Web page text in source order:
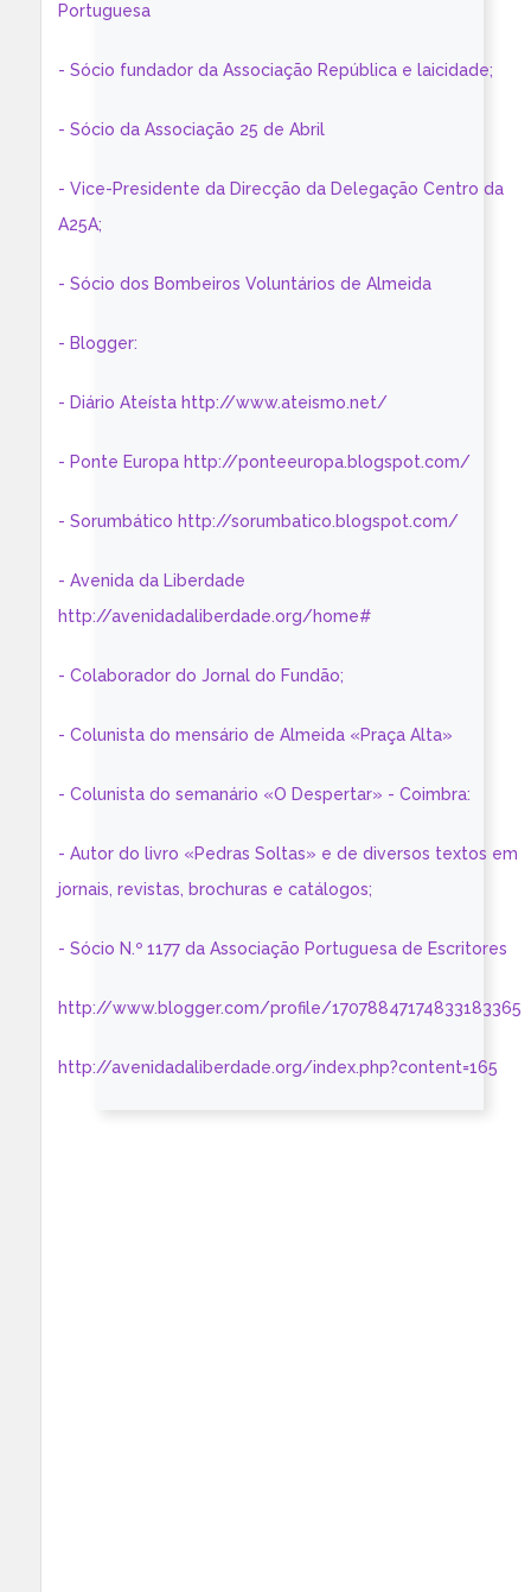
Portuguesa
- Sócio fundador da Associação República e laicidade;
- Sócio da Associação 25 de Abril
- Vice-Presidente da Direcção da Delegação Centro da
A25A;
- Sócio dos Bombeiros Voluntários de Almeida
- Blogger:
- Diário Ateísta http://www.ateismo.net/
- Ponte Europa http://ponteeuropa.blogspot.com/
- Sorumbático http://sorumbatico.blogspot.com/
- Avenida da Liberdade
http://avenidadaliberdade.org/home#
- Colaborador do Jornal do Fundão;
- Colunista do mensário de Almeida «Praça Alta»
- Colunista do semanário «O Despertar» - Coimbra:
- Autor do livro «Pedras Soltas» e de diversos textos em
jornais, revistas, brochuras e catálogos;
- Sócio N.º 1177 da Associação Portuguesa de Escritores
http://www.blogger.com/profile/17078847174833183365
http://avenidadaliberdade.org/index.php?content=165